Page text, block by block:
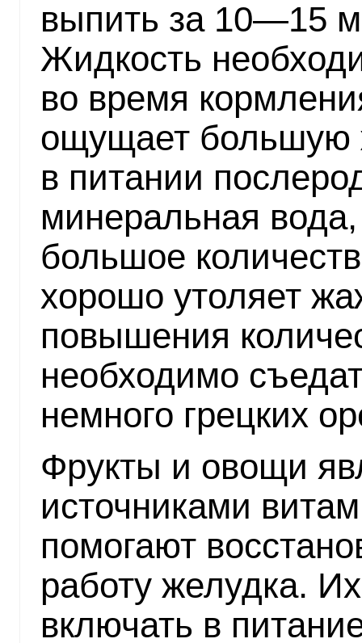
выпить за 10—15
Жидкость
во время
ощущает большую
в питании
минеральная
большое
хорошо утоляет
повышения
необходимо
немного грецких
Фрукты и овощи
источниками
помогают
работу желудка.
включать в